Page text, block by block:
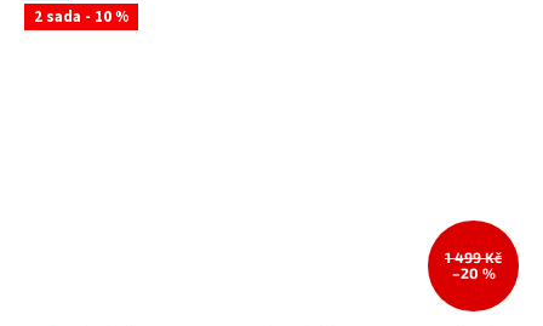
2 sada - 10 %
1 499 Kč
–20 %